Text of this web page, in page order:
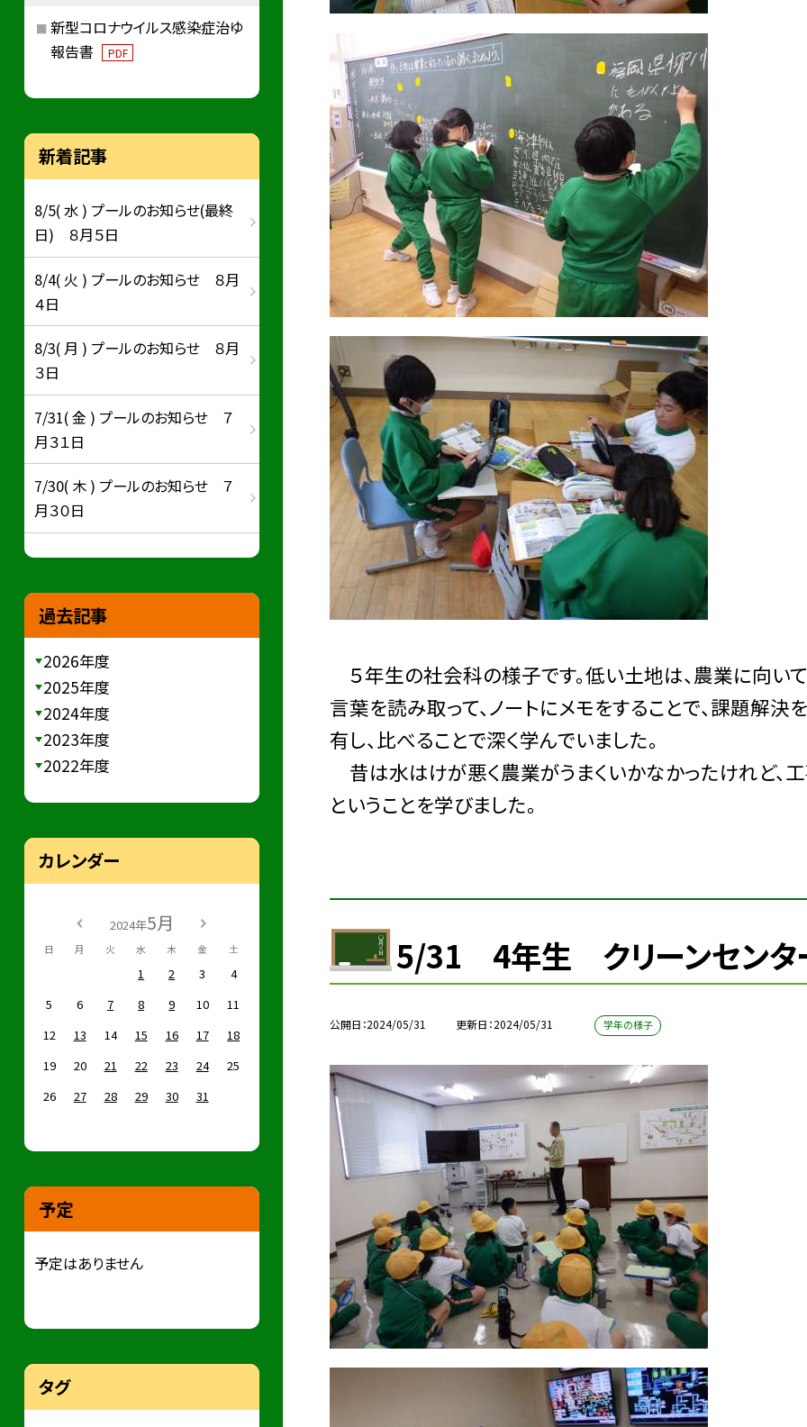
５年生の社会科の様子です。低い土地は、農業に向い
言葉を読み取って、ノートにメモをすることで、課題解決
有し、比べることで深く学んでいました。
昔は水はけが悪く農業がうまくいかなかったけれど、
ということを学びました。
5/31 4年生 クリーンセンタ
公開日 2024/05/31 更新日 2024/05/31 学年の様子
新型コロナウイルス感染症治ゆ
報告書
PDF
新着記事
8/5( 水 ) プールのお知らせ(最終
日) ８月５日
8/4( 火 ) プールのお知らせ ８月
４日
8/3( 月 ) プールのお知らせ ８月
３日
7/31( 金 ) プールのお知らせ ７
月３１日
7/30( 木 ) プールのお知らせ ７
月３０日
過去記事
2026年度
2025年度
2024年度
2023年度
2022年度
カレンダー
2024年5月
日 月 火 水 木 金 土
1 2 3
4
5
6 7 8 9 10
11
12
13 14 15 16 17
18
19
20 21 22 23 24
25
26
27 28 29 30 31
予定
予定はありません
タグ